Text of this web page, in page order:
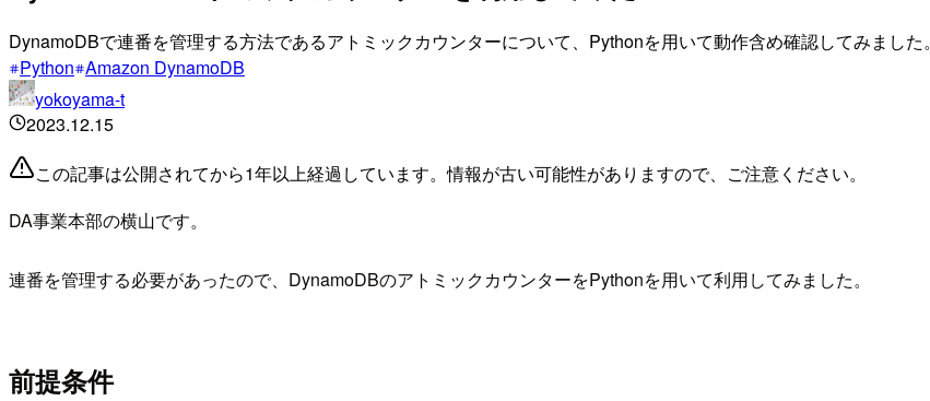
DynamoDBで連番を管理する方法であるアトミックカウンターについて、Pythonを用いて動作含め確認してみました。
Python Amazon DynamoDB
yokoyama-t
2023.12.15
この記事は公開されてから1年以上経過しています。情報が古い可能性がありますので、ご注意ください。
DA事業本部の横山です。
連番を管理する必要があったので、DynamoDBのアトミックカウンターをPythonを用いて利用してみました。
前提条件